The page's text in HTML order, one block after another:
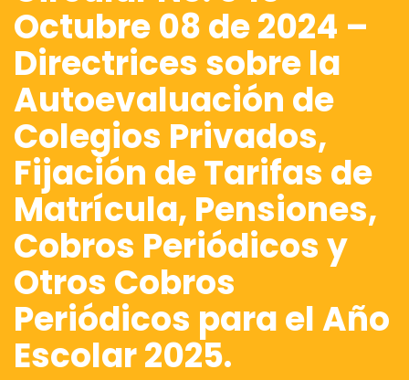
Octubre 08 de 2024 –
Directrices sobre la
Autoevaluación de
Colegios Privados,
Fijación de Tarifas de
Matrícula, Pensiones,
Cobros Periódicos y
Otros Cobros
Periódicos para el Año
Escolar 2025.